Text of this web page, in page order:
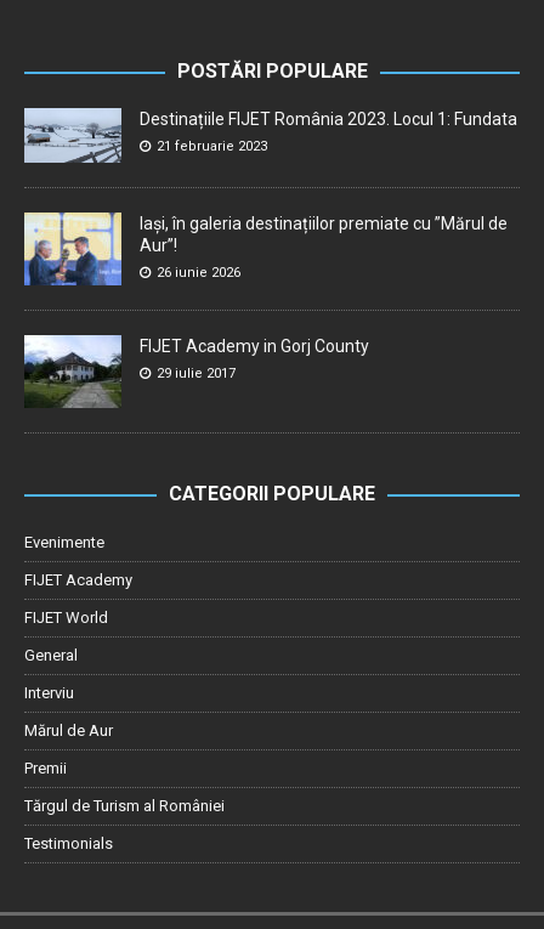
POSTĂRI POPULARE
Destinațiile FIJET România 2023. Locul 1: Fundata
21 februarie 2023
Iași, în galeria destinațiilor premiate cu ”Mărul de
Aur”!
26 iunie 2026
FIJET Academy in Gorj County
29 iulie 2017
CATEGORII POPULARE
Evenimente
FIJET Academy
FIJET World
General
Interviu
Mărul de Aur
Premii
Tărgul de Turism al României
Testimonials